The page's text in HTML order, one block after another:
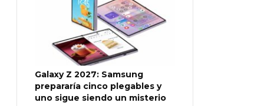
Galaxy Z 2027: Samsung
prepararía cinco plegables y
uno sigue siendo un misterio